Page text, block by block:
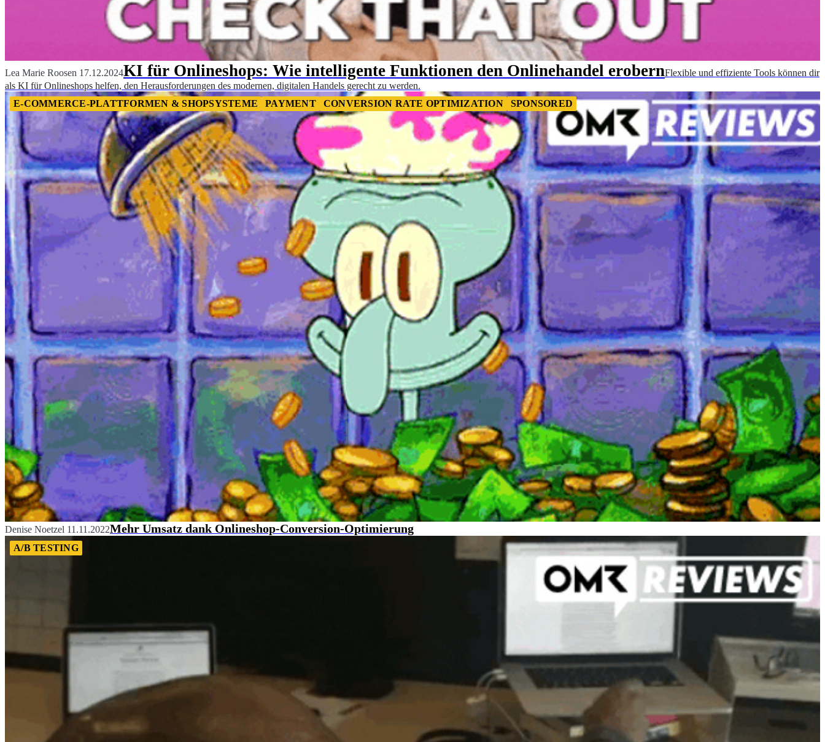
Lea Marie Roosen 17.12.2024KI für Onlineshops: Wie intelligente Funktionen den Onlinehandel erobernFlexible und effiziente Tools können dir
als KI für Onlineshops helfen, den Herausforderungen des modernen, digitalen Handels gerecht zu werden.
E-COMMERCE-PLATTFORMEN & SHOPSYSTEME
PAYMENT CONVERSION RATE OPTIMIZATION SPONSORED
Denise Noetzel 11.11.2022Mehr Umsatz dank Onlineshop-Conversion-Optimierung
A/B TESTING